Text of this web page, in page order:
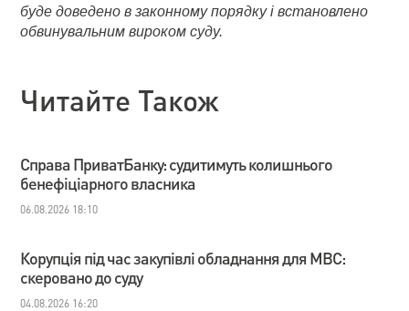
буде доведено в законному порядку і встановлено
обвинувальним вироком суду.
Читайте Також
Справа ПриватБанку: судитимуть колишнього
бенефіціарного власника
06.08.2026 18:10
Корупція під час закупівлі обладнання для МВС:
скеровано до суду
04.08.2026 16:20